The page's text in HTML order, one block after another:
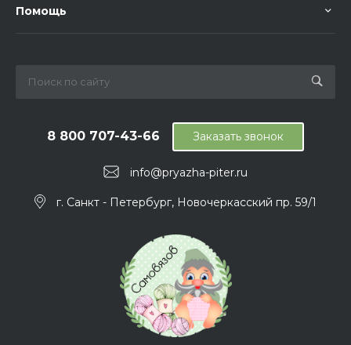
Помощь
info@pryazha-piter.ru
8 800 707-43-66
г. Санкт - Петербург, Новочеркасский пр. 59/1
Заказать звонок